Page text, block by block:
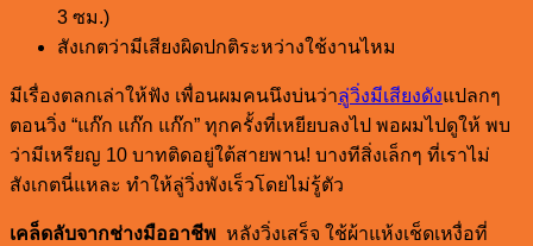
3 ซม.)
สังเกตว่ามีเสียงผิดปกติระหว่างใช้งานไหม
มีเรื่องตลกเล่าให้ฟัง เพื่อนผมคนนึงบ่นว่าลู่วิ่งมีเสียงดังแปลกๆ
ตอนวิ่ง “แก๊ก แก๊ก แก๊ก” ทุกครั้งที่เหยียบลงไป พอผมไปดูให้ พบ
ว่ามีเหรียญ 10 บาทติดอยู่ใต้สายพาน! บางทีสิ่งเล็กๆ ที่เราไม่
สังเกตนี่แหละ ทำให้ลู่วิ่งพังเร็วโดยไม่รู้ตัว
เคล็ดลับจากช่างมืออาชีพ หลังวิ่งเสร็จ ใช้ผ้าแห้งเช็ดเหงื่อที่